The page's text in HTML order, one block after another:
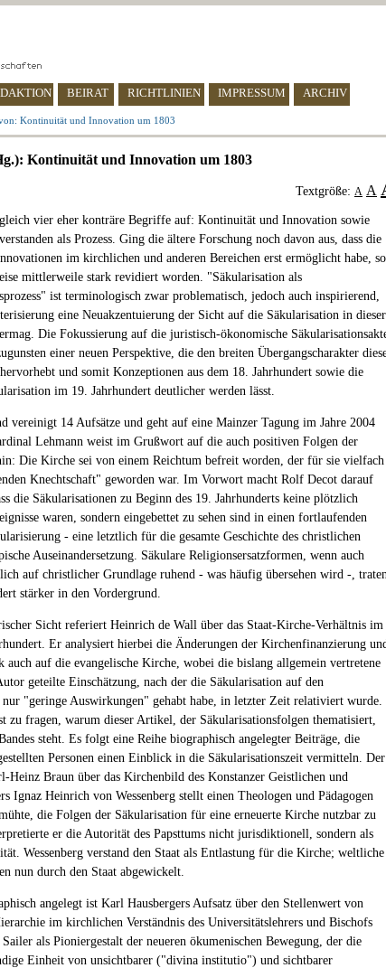
BEIRAT RICHTLINIEN IMPRESSUM ARCHIV
Kontinuität und Innovation um 1803
Kontinuität und Innovation um 1803
Textgröße: A A
vier eher konträre Begriffe auf: Kontinuität und Innovation sowie
als Prozess. Ging die ältere Forschung noch davon aus, dass die
im kirchlichen und anderen Bereichen erst ermöglicht habe, so
mittlerweile stark revidiert worden. "Säkularisation als
ist terminologisch zwar problematisch, jedoch auch inspirierend,
eine Neuakzentuierung der Sicht auf die Säkularisation in dieser
Die Fokussierung auf die juristisch-ökonomische
einer neuen Perspektive, die den breiten Übergangscharakter
und somit Konzeptionen aus dem 18. Jahrhundert sowie die
im 19. Jahrhundert deutlicher werden lässt.
vereinigt 14 Aufsätze und geht auf eine Mainzer Tagung im Jahre 2004
Lehmann weist im Grußwort auf die auch positiven Folgen der
Die Kirche sei von einem Reichtum befreit worden, der für sie vielfach
Knechtschaft" geworden war. Im Vorwort macht Rolf Decot darauf
die Säkularisationen zu Beginn des 19. Jahrhunderts keine plötzlich
waren, sondern eingebettet zu sehen sind in einen fortlaufenden
- eine letztlich für die gesamte Geschichte des christlichen
Auseinandersetzung. Säkulare Religionsersatzformen, wenn auch
auf christlicher Grundlage ruhend - was häufig übersehen wird -,
stärker in den Vordergrund.
Sicht referiert Heinrich de Wall über das Staat-Kirche-Verhältnis im
Er analysiert hierbei die Änderungen der Kirchenfinanzierung
auch auf die evangelische Kirche, wobei die bislang allgemein vertretene
geteilte Einschätzung, nach der die Säkularisation auf den
nur "geringe Auswirkungen" gehabt habe, in letzter Zeit relativiert wurde.
zu fragen, warum dieser Artikel, der Säkularisationsfolgen thematisiert,
steht. Es folgt eine Reihe biographisch angelegter Beiträge, die
Personen einen Einblick in die Säkularisationszeit vermitteln. Der
Heinz Braun über das Kirchenbild des Konstanzer Geistlichen und
Ignaz Heinrich von Wessenberg stellt einen Theologen und Pädagogen
die Folgen der Säkularisation für eine erneuerte Kirche nutzbar zu
er die Autorität des Papsttums nicht jurisdiktionell, sondern als
Wessenberg verstand den Staat als Entlastung für die Kirche; weltliche
nun durch den Staat abgewickelt.
angelegt ist Karl Hausbergers Aufsatz über den Stellenwert von
im kirchlichen Verständnis des Universitätslehrers und Bischofs
als Pioniergestalt der neueren ökumenischen Bewegung, der die
Einheit von unsichtbarer ("divina institutio") und sichtbarer